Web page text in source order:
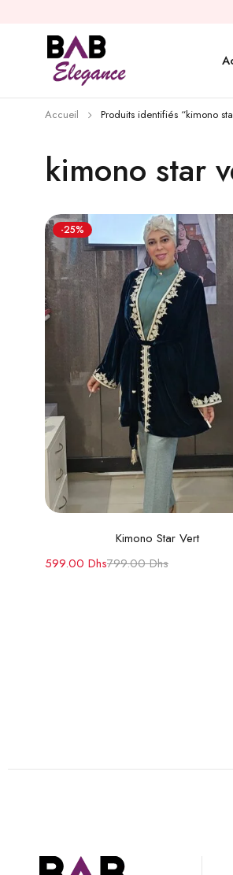
kimono star
Accueil Produits identifiés “kimono
-25%
Choix des options
Kimono Star Vert
799.00Dhs
599.00 Dhs